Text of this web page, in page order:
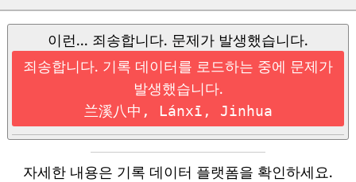
이런... 죄송합니다. 문제가 발생했습니다.
죄송합니다. 기록 데이터를 로드하는 중에 문제가
발생했습니다.
兰溪八中, Lánxī, Jinhua
자세한 내용은 기록 데이터 플랫폼을 확인하세요.